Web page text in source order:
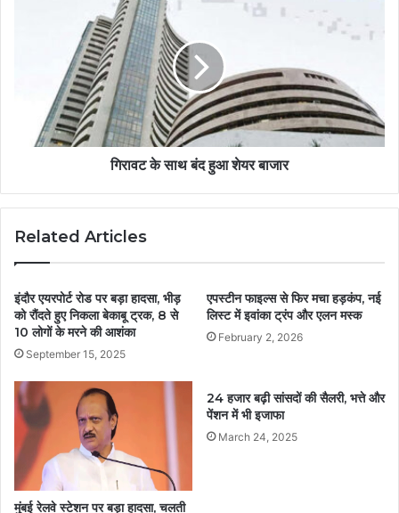
गिरावट के साथ बंद हुआ शेयर बाजार
Related Articles
इंदौर एयरपोर्ट रोड पर बड़ा हादसा, भीड़
को रौंदते हुए निकला बेकाबू ट्रक, 8 से
10 लोगों के मरने की आशंका
September 15, 2025
एपस्टीन फाइल्स से फिर मचा हड़कंप, नई
लिस्ट में इवांका ट्रंप और एलन मस्क
February 2, 2026
मुंबई रेलवे स्टेशन पर बड़ा हादसा, चलती
24 हजार बढ़ी सांसदों की सैलरी, भत्ते और
पेंशन में भी इजाफा
March 24, 2025